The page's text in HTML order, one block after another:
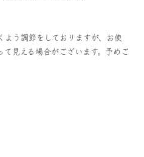
よう調節をしておりますが、お使
て見える場合がございます。予めご